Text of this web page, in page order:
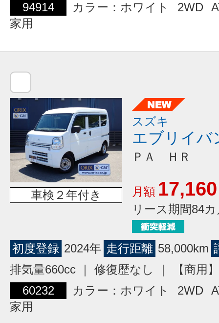
94914
カラー：ホワイト 2WD
家用
車検２年付き
スズキ
エブリイバ
ＰＡ ＨＲ
月額 17,160
リース期間84
初度登録 2024年 走行距離 58,000km
排気量660cc ｜ 修復歴なし ｜ 【商用
60232
カラー：ホワイト 2WD
家用